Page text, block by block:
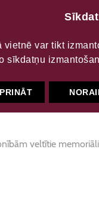
veltītie
vietnē var tikt
sīkdatņu